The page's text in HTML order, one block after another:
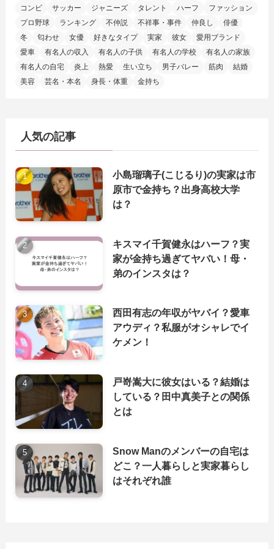
コンビ
サッカー ジャニーズ タレント ハーフ
ファッション
プロ野球
ランキング 不仲説 不祥事・事件 仲良し
俳優
冬
匂わせ 女優 好きなタイプ 実家 彼女
愛用ブランド
愛車
有名人の収入 有名人の子供 有名人の学校
有名人の家族
有名人の自宅
炎上 熱愛 生い立ち 男子バレー 筋肉
結婚
美容
芸名・本名 身長・体重 金持ち
人気の記事
小島瑠璃子(こじるり)の実家は市
原市で金持ち？出身高校大学
は？
キスマイ千賀健永はハーフ？実
家が金持ち過ぎてヤバい！母・
弟のインスタは？
西田有志の年収がヤバイ？愛車
アウディ？私服がオシャレでイ
ケメン！
戸嵜嵩大に彼女はいる？結婚は
している？田中真美子との関係
とは
Snow Manのメンバーの自宅は
どこ？一人暮らしと実家暮らし
はそれぞれ誰